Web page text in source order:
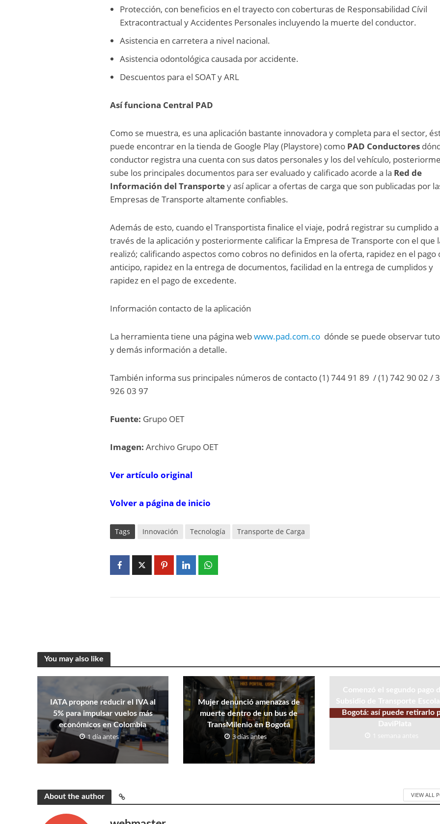
Protección, con beneficios en el trayecto con coberturas de Responsabilidad Cívil
Extracontractual y Accidentes Personales incluyendo la muerte del conductor.
Asistencia en carretera a nivel nacional.
Asistencia odontológica causada por accidente.
Descuentos para el SOAT y ARL
Así funciona Central PAD
Como se muestra, es una aplicación bastante innovadora y completa para el sector,
puede encontrar en la tienda de Google Play (Playstore) como PAD Conductores
conductor registra una cuenta con sus datos personales y los del vehículo,
sube los principales documentos para ser evaluado y calificado acorde a la Red de
Información del Transportey así aplicar a ofertas de carga que son publicadas por
Empresas de Transporte altamente confiables.
Además de esto, cuando el Transportista finalice el viaje, podrá registrar su cumplido a
través de la aplicación y posteriormente calificar la Empresa de Transporte con el que
realizó; calificando aspectos como cobros no definidos en la oferta, rapidez en el pago
anticipo, rapidez en la entrega de documentos, facilidad en la entrega de cumplidos y
rapidez en el pago de excedente.
Información contacto de la aplicación
La herramienta tiene una página webwww.pad.com.co dónde se puede observar
y demás información a detalle.
También informa sus principales números de contacto (1) 744 91 89 / (1) 742 90 02 /
926 03 97
Fuente: Grupo OET
Imagen: Archivo Grupo OET
Ver artículooriginal
Volver a página de inicio
Tags Innovación Tecnología Transporte de Carga
You may also like
IATA propone reducir el IVA al
5% para impulsar vuelos más
económicos en Colombia
1 día antes
Mujer denunció amenazas de
muerte dentro de un bus de
TransMilenio en Bogotá
3 días antes
Comenzó el segundo pago
Subsidio de Transporte
Bogotá: así puede retirarlo
DaviPlata
1 semana antes
About the author VIEW ALL